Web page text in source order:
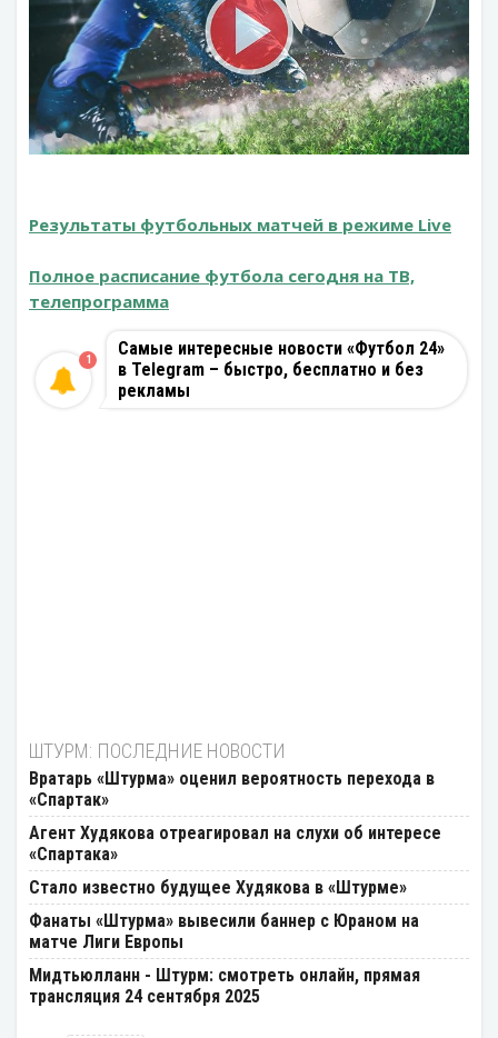
Результаты футбольных матчей в режиме Live
Полное расписание футбола сегодня на ТВ,
телепрограмма
Самые интересные новости «Футбол 24»
в Telegram – быстро, бесплатно и без
рекламы
1
ШТУРМ: ПОСЛЕДНИЕ НОВОСТИ
Вратарь «Штурма» оценил вероятность перехода в
«Спартак»
Агент Худякова отреагировал на слухи об интересе
«Спартака»
Стало известно будущее Худякова в «Штурме»
Фанаты «Штурма» вывесили баннер с Юраном на
матче Лиги Европы
Мидтьюлланн - Штурм: смотреть онлайн, прямая
трансляция 24 сентября 2025